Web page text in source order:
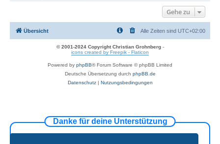
Gehe zu
Übersicht Alle Zeiten sind UTC+02:00
© 2001-2024 Copyright Christian Grohnberg-
icons created by Freepik - Flaticon
Powered by phpBB® Forum Software © phpBB Limited
Deutsche Übersetzung durch phpBB.de
Datenschutz| Nutzungsbedingungen
Danke für deine Unterstützung